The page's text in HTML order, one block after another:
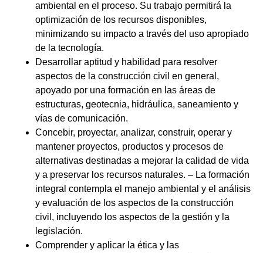
ambiental en el proceso. Su trabajo permitirá la
optimización de los recursos disponibles,
minimizando su impacto a través del uso apropiado
de la tecnología.
Desarrollar aptitud y habilidad para resolver
aspectos de la construcción civil en general,
apoyado por una formación en las áreas de
estructuras, geotecnia, hidráulica, saneamiento y
vías de comunicación.
Concebir, proyectar, analizar, construir, operar y
mantener proyectos, productos y procesos de
alternativas destinadas a mejorar la calidad de vida
y a preservar los recursos naturales. – La formación
integral contempla el manejo ambiental y el análisis
y evaluación de los aspectos de la construcción
civil, incluyendo los aspectos de la gestión y la
legislación.
Comprender y aplicar la ética y las